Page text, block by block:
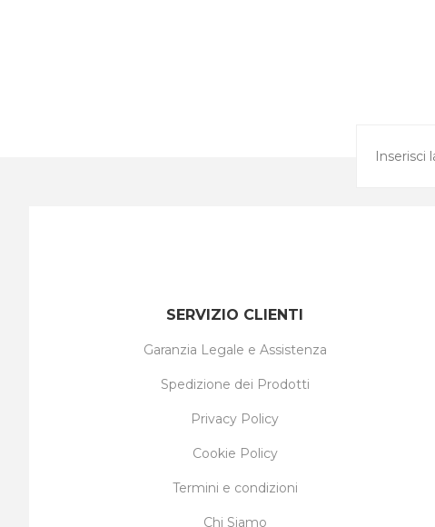
SERVIZIO CLIENTI
Garanzia Legale e Assistenza
Spedizione dei Prodotti
Privacy Policy
Cookie Policy
Termini e condizioni
Chi Siamo